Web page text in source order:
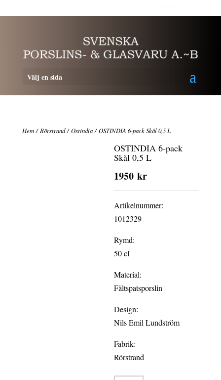
Välj en sida
Hem/ Rörstrand/Ostindia/ OSTINDIA 6-pack Skål 0,5 L
OSTINDIA 6-pack
Skål 0,5 L
1950kr
Artikelnummer:
1012329
Rymd:
50 cl
Material:
Fältspatsporslin
Design:
Nils Emil Lundström
Fabrik:
Rörstrand